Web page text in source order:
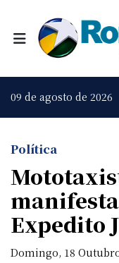
09 de agosto de 2026
Política
Expedito
Domingo, 18